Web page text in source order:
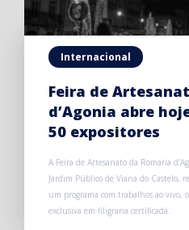
Internacional
Feira de
d’Agonia abre
50 expositores
A Feira de Artesanato da Romaria
Jardim Público de Viana do Castelo,
um programa com trabalhos ao vivo,
exclusiva em filigrana certificada.